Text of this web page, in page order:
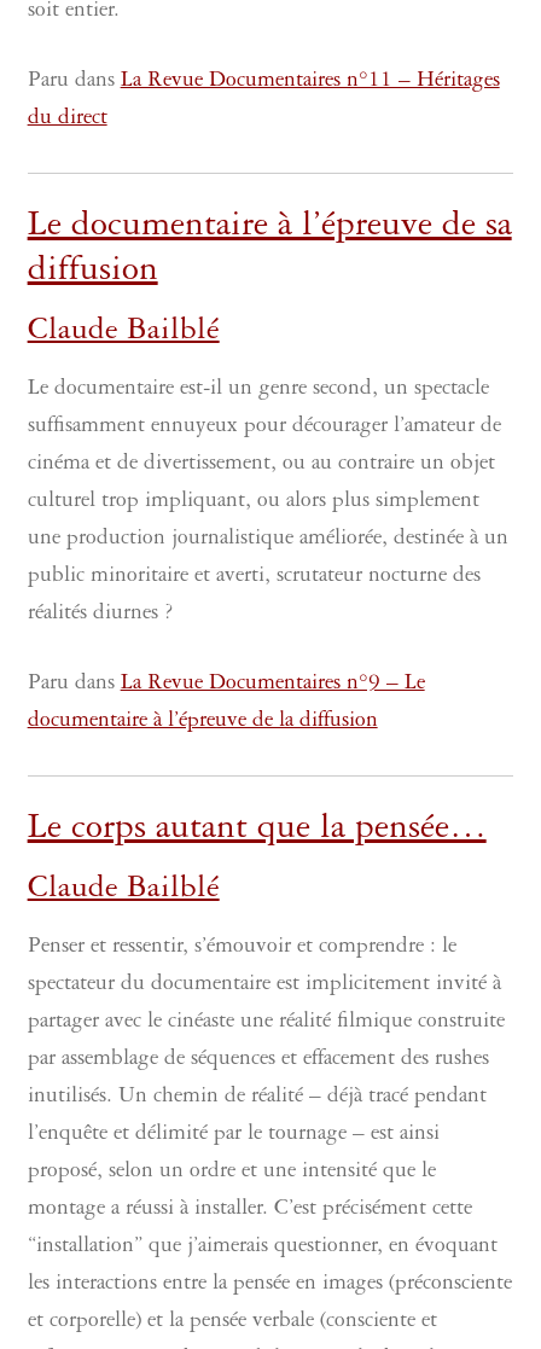
soit entier.
Paru dansLa Revue Documentaires n°11 – Héritages
du direct
Le documentaire à l’épreuve de sa
diffusion
Claude Bailblé
Le documentaire est-il un genre second, un spectacle
suffisamment ennuyeux pour décourager l’amateur de
cinéma et de divertissement, ou au contraire un objet
culturel trop impliquant, ou alors plus simplement
une production journalistique améliorée, destinée à un
public minoritaire et averti, scrutateur nocturne des
réalités diurnes ?
Paru dansLa Revue Documentaires n°9 – Le
documentaire à l’épreuve de la diffusion
Le corps autant que la pensée…
Claude Bailblé
Penser et ressentir, s’émouvoir et comprendre : le
spectateur du documentaire est implicitement invité à
partager avec le cinéaste une réalité filmique construite
par assemblage de séquences et effacement des rushes
inutilisés. Un chemin de réalité – déjà tracé pendant
l’enquête et délimité par le tournage – est ainsi
proposé, selon un ordre et une intensité que le
montage a réussi à installer. C’est précisément cette
“installation” que j’aimerais questionner, en évoquant
les interactions entre la pensée en images (préconsciente
et corporelle) et la pensée verbale (consciente et